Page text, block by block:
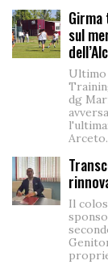
sul
Ultimo
dg
Arceto.
Il